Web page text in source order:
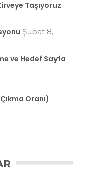
Taşıyoruz
Şubat 8,
ve Hedef Sayfa
Oranı)